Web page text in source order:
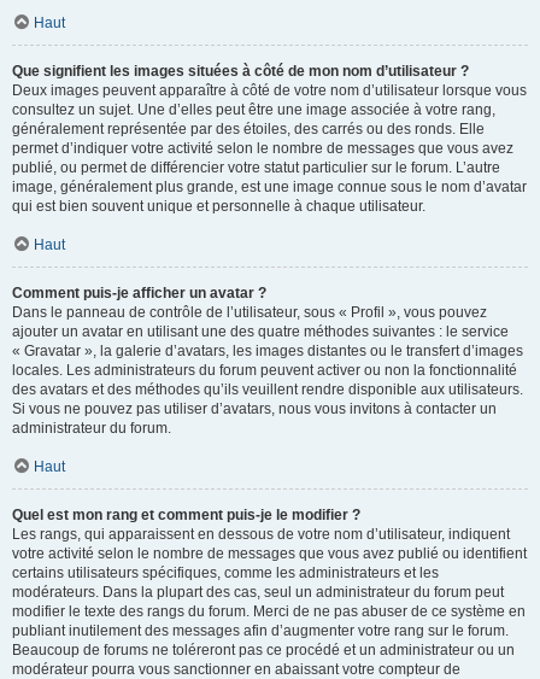
Haut
Que signifient les images situées à côté de mon nom d’utilisateur ?
Deux images peuvent apparaître à côté de votre nom d’utilisateur lorsque vous
consultez un sujet. Une d’elles peut être une image associée à votre rang,
généralement représentée par des étoiles, des carrés ou des ronds. Elle
permet d’indiquer votre activité selon le nombre de messages que vous avez
publié, ou permet de différencier votre statut particulier sur le forum. L’autre
image, généralement plus grande, est une image connue sous le nom d’avatar
qui est bien souvent unique et personnelle à chaque utilisateur.
Haut
Comment puis-je afficher un avatar ?
Dans le panneau de contrôle de l’utilisateur, sous « Profil », vous pouvez
ajouter un avatar en utilisant une des quatre méthodes suivantes : le service
« Gravatar », la galerie d’avatars, les images distantes ou le transfert d’images
locales. Les administrateurs du forum peuvent activer ou non la fonctionnalité
des avatars et des méthodes qu’ils veuillent rendre disponible aux utilisateurs.
Si vous ne pouvez pas utiliser d’avatars, nous vous invitons à contacter un
administrateur du forum.
Haut
Quel est mon rang et comment puis-je le modifier ?
Les rangs, qui apparaissent en dessous de votre nom d’utilisateur, indiquent
votre activité selon le nombre de messages que vous avez publié ou identifient
certains utilisateurs spécifiques, comme les administrateurs et les
modérateurs. Dans la plupart des cas, seul un administrateur du forum peut
modifier le texte des rangs du forum. Merci de ne pas abuser de ce système en
publiant inutilement des messages afin d’augmenter votre rang sur le forum.
Beaucoup de forums ne toléreront pas ce procédé et un administrateur ou un
modérateur pourra vous sanctionner en abaissant votre compteur de